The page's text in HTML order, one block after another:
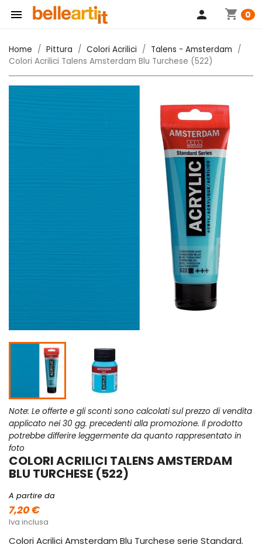
 shopping_cart 0
person
Home Pittura Colori Acrilici
Talens - Amsterdam
Colori Acrilici Talens Amsterdam Blu Turchese (522)
Note: Le offerte e gli sconti sono calcolati sul prezzo di vendita
applicato nei 30 gg. precedenti alla promozione. Il prodotto
potrebbe differire leggermente da quanto rappresentato in
foto
COLORI ACRILICI TALENS AMSTERDAM
BLU TURCHESE (522)
A partire da
7,20 €
Iva inclusa
Colori Acrilici Amsterdam Blu Turchese serie Standard.